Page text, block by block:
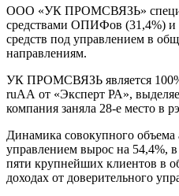
ООО «УК ПРОМСВЯЗЬ»
средствами ОПИФов (31,4%) и
средств под управлением в
направлениям.
УК ПРОМСВЯЗЬ является 100%
ruAА от «Эксперт РА»,
компания заняла 28-е место в
Динамика совокупного объема
управлением вырос на 54,4%,
пяти крупнейших клиентов в
доходах от доверительного